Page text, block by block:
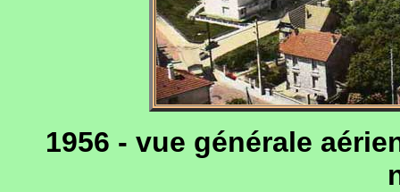
1956 - vue générale